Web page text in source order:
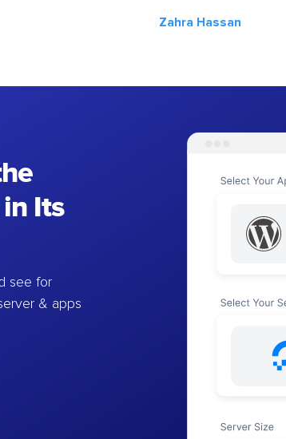
Zahra Hassan
Its
see for
& apps